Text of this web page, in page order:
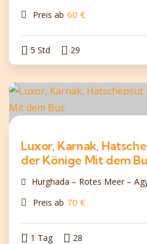
Preis ab 60 €
5 Std 29
Luxor, Karnak,
der Könige Mit dem
Hurghada – Rotes Meer –
Preis ab 70 €
1 Tag 28